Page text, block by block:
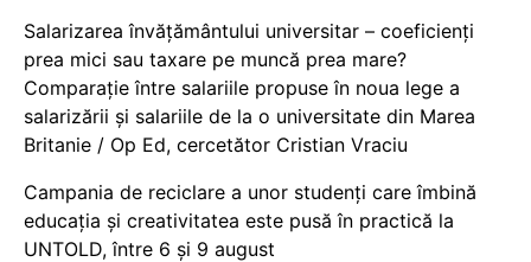
Salarizarea învățământului universitar – coeficienți
prea mici sau taxare pe muncă prea mare?
Comparație între salariile propuse în noua lege a
salarizării și salariile de la o universitate din Marea
Britanie / Op Ed, cercetător Cristian Vraciu
Campania de reciclare a unor studenți care îmbină
educația și creativitatea este pusă în practică la
UNTOLD, între 6 și 9 august